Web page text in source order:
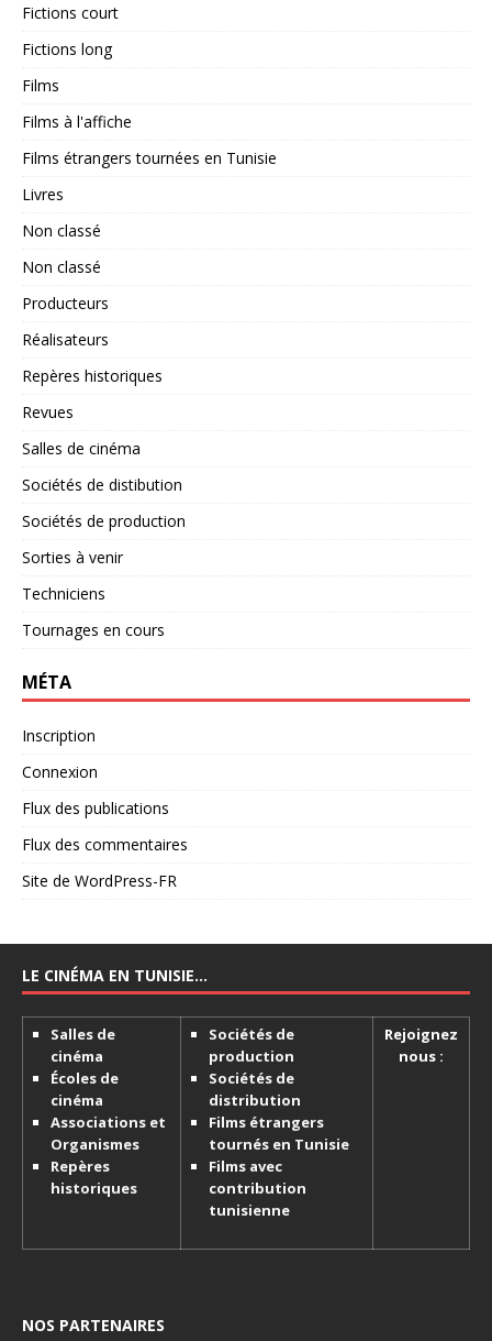
Fictions court
Fictions long
Films
Films à l'affiche
Films étrangers tournées en Tunisie
Livres
Non classé
Non classé
Producteurs
Réalisateurs
Repères historiques
Revues
Salles de cinéma
Sociétés de distibution
Sociétés de production
Sorties à venir
Techniciens
Tournages en cours
MÉTA
Inscription
Connexion
Flux des publications
Flux des commentaires
Site de WordPress-FR
LE CINÉMA EN TUNISIE…
Salles de
cinéma
Écoles de
cinéma
Associations et
Organismes
Repères
historiques
Sociétés de
production
Sociétés de
distribution
Films étrangers
tournés en Tunisie
Films avec
contribution
tunisienne
Rejoignez
nous :
NOS PARTENAIRES